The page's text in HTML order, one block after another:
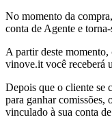
No momento da
conta de Agente e
A partir deste
vinove.it você receberá
Depois que o cliente se
para ganhar comissões,
vinculado à sua conta